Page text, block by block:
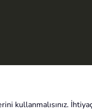
kullanmalısınız.